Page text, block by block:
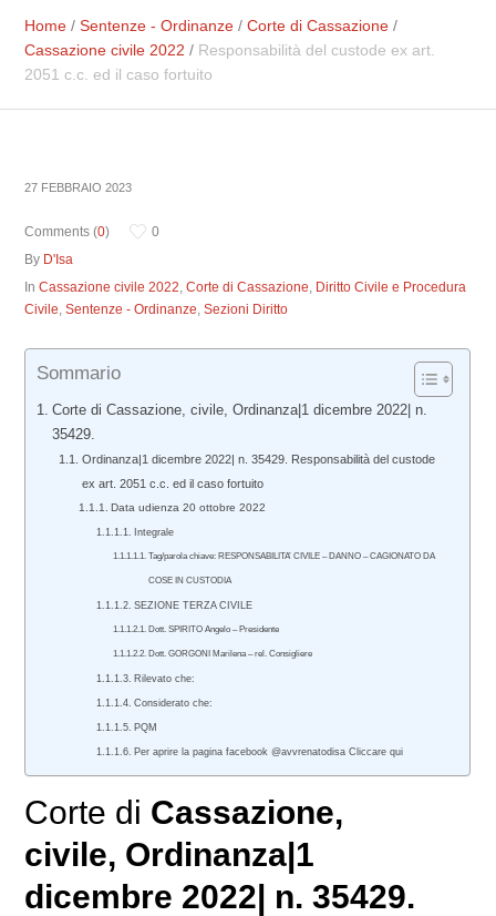
Home /Sentenze - Ordinanze /Corte di Cassazione /
Cassazione civile 2022 / Responsabilità del custode ex art.
2051 c.c. ed il caso fortuito
27 FEBBRAIO 2023
Comments (0)
0
By D'Isa
InCassazione civile 2022,Corte di Cassazione, Diritto Civile e Procedura
Civile,Sentenze - Ordinanze,Sezioni Diritto
Sommario
Corte di Cassazione, civile, Ordinanza|1 dicembre 2022| n.
35429.
Ordinanza|1 dicembre 2022| n. 35429. Responsabilità del custode
ex art. 2051 c.c. ed il caso fortuito
Data udienza 20 ottobre 2022
Integrale
Tag/parola chiave: RESPONSABILITA’ CIVILE – DANNO – CAGIONATO DA
COSE IN CUSTODIA
SEZIONE TERZA CIVILE
Dott. SPIRITO Angelo – Presidente
Dott. GORGONI Marilena – rel. Consigliere
Rilevato che:
Considerato che:
PQM
Per aprire la pagina facebook @avvrenatodisa Cliccare qui
Corte di Cassazione,
civile, Ordinanza|1
dicembre 2022| n. 35429.